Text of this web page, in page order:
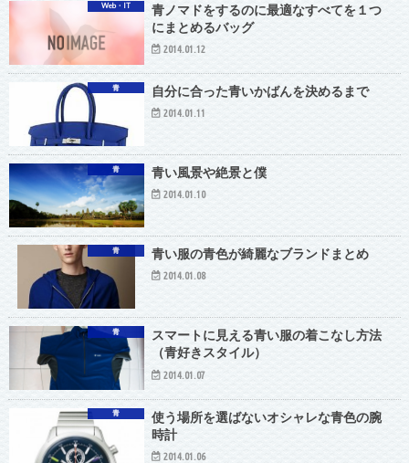
Web・IT
青ノマドをするのに最適なすべてを１つ
にまとめるバッグ
2014.01.12
青 自分に合った青いかばんを決めるまで
2014.01.11
青 青い風景や絶景と僕
2014.01.10
青 青い服の青色が綺麗なブランドまとめ
2014.01.08
青
スマートに見える青い服の着こなし方法
（青好きスタイル）
2014.01.07
青
使う場所を選ばないオシャレな青色の腕
時計
2014.01.06